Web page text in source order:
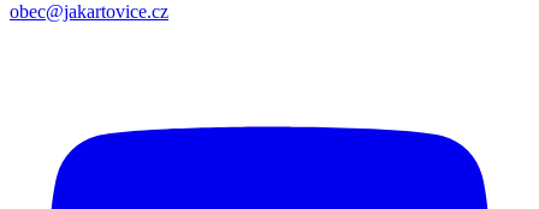
obec@jakartovice.cz